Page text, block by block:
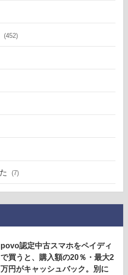
(452)
(7)
povo認定中古スマホをペイディ
で買うと、購入額の20％・最大2
万円がキャッシュバック。別に